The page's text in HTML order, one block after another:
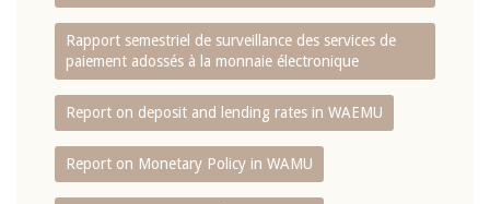
Rapport semestriel de surveillance des services de
paiement adossés à la monnaie électronique
Report on deposit and lending rates in WAEMU
Report on Monetary Policy in WAMU